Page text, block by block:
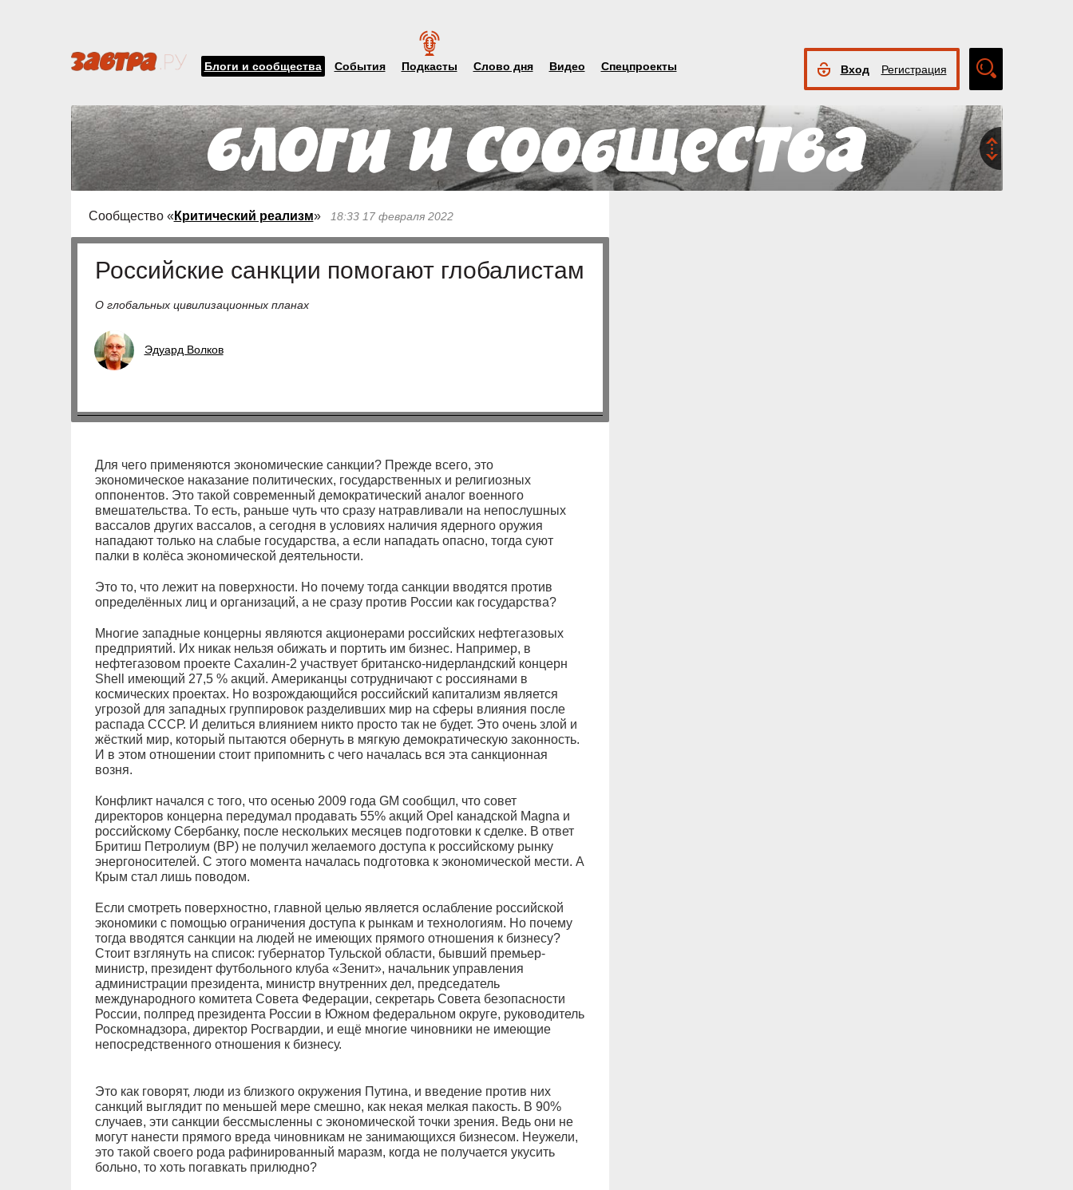
Блоги и сообщества События Подкасты Слово дня Видео Спецпроекты Вход Регистрация
Сообщество « Критический реализм» 18:33 17 февраля 2022
Российские санкции помогают глобалистам
О глобальных цивилизационных планах
Эдуард Волков
Для чего применяются экономические санкции? Прежде всего, это
экономическое наказание политических, государственных и религиозных
оппонентов. Это такой современный демократический аналог военного
вмешательства. То есть, раньше чуть что сразу натравливали на непослушных
вассалов других вассалов, а сегодня в условиях наличия ядерного оружия
нападают только на слабые государства, а если нападать опасно, тогда суют
палки в колёса экономической деятельности.
Это то, что лежит на поверхности. Но почему тогда санкции вводятся против
определённых лиц и организаций, а не сразу против России как государства?
Многие западные концерны являются акционерами российских нефтегазовых
предприятий. Их никак нельзя обижать и портить им бизнес. Например, в
нефтегазовом проекте Сахалин-2 участвует британско-нидерландский концерн
Shell имеющий 27,5 % акций. Американцы сотрудничают с россиянами в
космических проектах. Но возрождающийся российский капитализм является
угрозой для западных группировок разделивших мир на сферы влияния после
распада СССР. И делиться влиянием никто просто так не будет. Это очень злой и
жёсткий мир, который пытаются обернуть в мягкую демократическую законность.
И в этом отношении стоит припомнить с чего началась вся эта санкционная
возня.
Конфликт начался с того, что осенью 2009 года GM сообщил, что совет
директоров концерна передумал продавать 55% акций Opel канадской Magna и
российскому Сбербанку, после нескольких месяцев подготовки к сделке. В ответ
Бритиш Петролиум (BP) не получил желаемого доступа к российскому рынку
энергоносителей. С этого момента началась подготовка к экономической мести. А
Крым стал лишь поводом.
Если смотреть поверхностно, главной целью является ослабление российской
экономики с помощью ограничения доступа к рынкам и технологиям. Но почему
тогда вводятся санкции на людей не имеющих прямого отношения к бизнесу?
Стоит взглянуть на список: губернатор Тульской области, бывший премьер-
министр, президент футбольного клуба «Зенит», начальник управления
администрации президента, министр внутренних дел, председатель
международного комитета Совета Федерации, секретарь Совета безопасности
России, полпред президента России в Южном федеральном округе, руководитель
Роскомнадзора, директор Росгвардии, и ещё многие чиновники не имеющие
непосредственного отношения к бизнесу.
Это как говорят, люди из близкого окружения Путина, и введение против них
санкций выглядит по меньшей мере смешно, как некая мелкая пакость. В 90%
случаев, эти санкции бессмысленны с экономической точки зрения. Ведь они не
могут нанести прямого вреда чиновникам не занимающихся бизнесом. Неужели,
это такой своего рода рафинированный маразм, когда не получается укусить
больно, то хоть погавкать прилюдно?